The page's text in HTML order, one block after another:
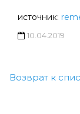
источник:
10.04.2019
Возврат к